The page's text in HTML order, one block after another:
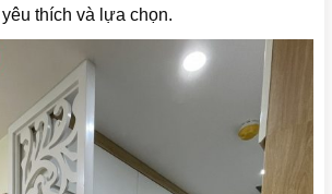
yêu thích và lựa chọn.